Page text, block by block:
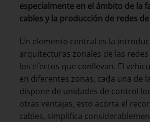
especialmente en el ámbito de la
cables y la producción de redes
Un elemento central es la
arquitecturas zonales de las
los efectos que conllevan. El
en diferentes zonas, cada una de
dispone de unidades de control
otras ventajas, esto acorta el
cables, simplifica